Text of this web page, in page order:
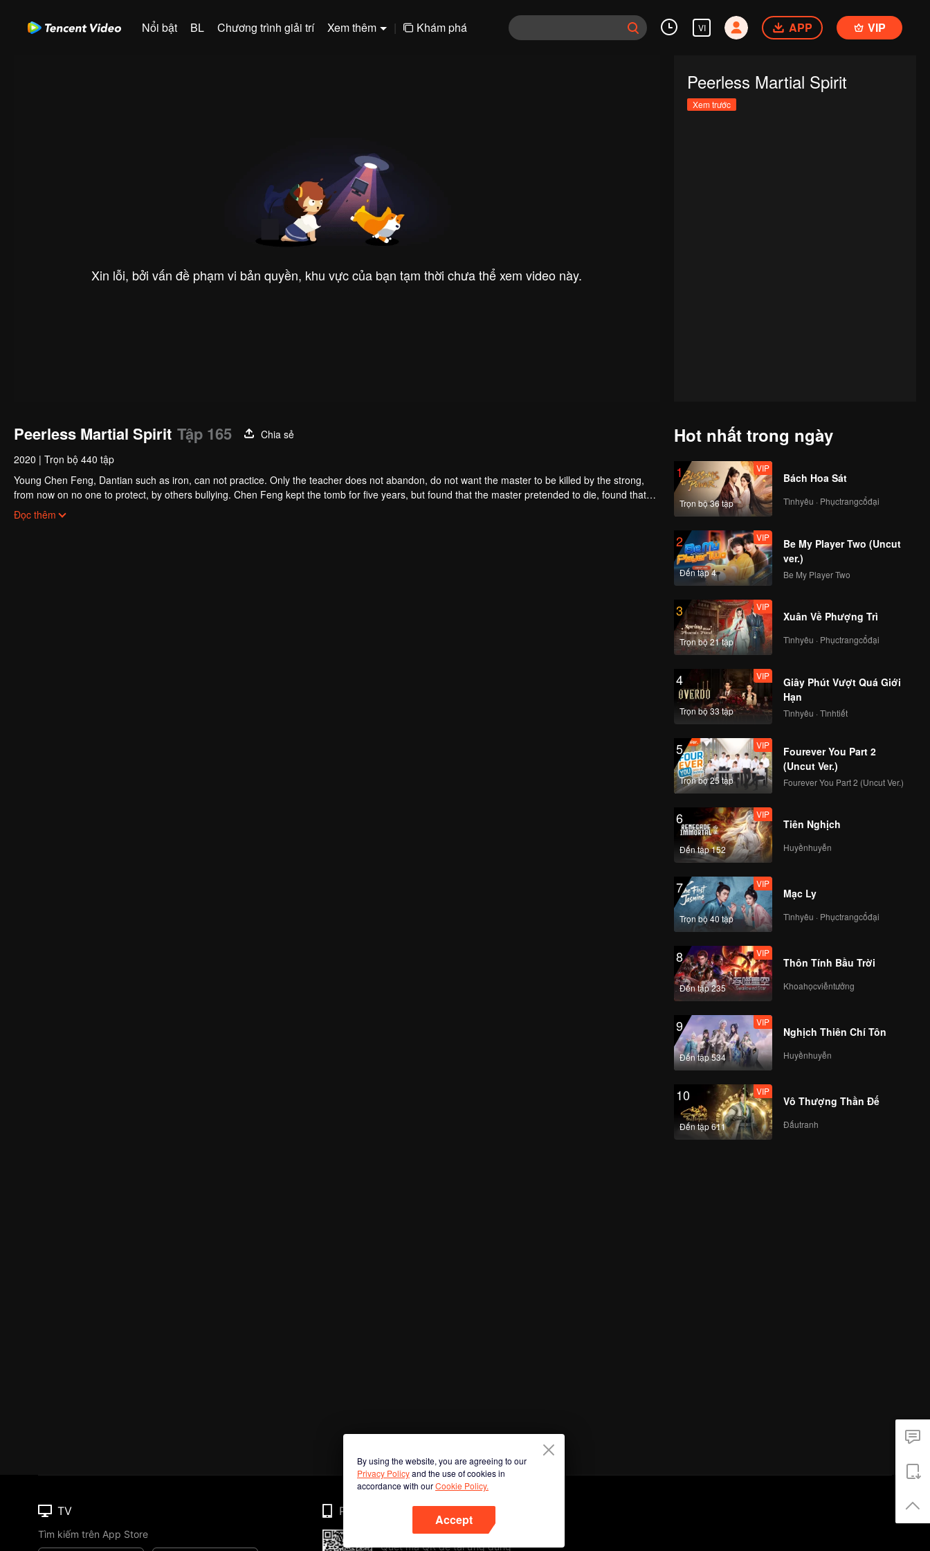
Nổi bật BL Chương trình giải trí Xem thêm | Khám phá VI APP VIP
Xin lỗi, bởi vấn đề phạm vi bản quyền, khu vực của bạn tạm thời chưa thể xem video này.
Peerless Martial Spirit
Xem trước
Peerless Martial Spirit Tập 165
Chia sẻ
2020 | Trọn bộ 440 tập
Young Chen Feng, Dantian such as iron, can not practice. Only the teacher does not abandon, do not want the master to be killed by the strong,
from now on no one to protect, by others bullying. Chen Feng kept the tomb for five years, but found that the master pretended to die, found that
the master left the supreme dragon blood, mysterious ancient tripod. From then on, Chen Feng rose up against the sky, set foot on the road to find
the master and become the strong.
Đọc thêm
Hot nhất trong ngày
1
Trọn bộ 36 tập
VIP
Bách Hoa Sát
Tìnhyêu · Phụctrangcổđại
2
Đến tập 4
VIP
Be My Player Two (Uncut
ver.)
Be My Player Two
3
Trọn bộ 21 tập
VIP
Xuân Về Phượng Trì
Tìnhyêu · Phụctrangcổđại
4
Trọn bộ 33 tập
VIP
Giây Phút Vượt Quá Giới
Hạn
Tìnhyêu · Tìnhtiết
5
Trọn bộ 25 tập
VIP
Fourever You Part 2
(Uncut Ver.)
Fourever You Part 2 (Uncut Ver.)
6
Đến tập 152
VIP
Tiên Nghịch
Huyềnhuyễn
7
Trọn bộ 40 tập
VIP
Mạc Ly
Tìnhyêu · Phụctrangcổđại
8
Đến tập 235
VIP
Thôn Tính Bầu Trời
Khoahọcviễntưởng
9
Đến tập 534
VIP
Nghịch Thiên Chí Tôn
Huyềnhuyễn
10
Đến tập 611
VIP
Vô Thượng Thần Đế
Đấutranh
By using the website, you are agreeing to our
Privacy Policyand the use of cookies in
accordance with ourCookie Policy.
Accept
TV
Tìm kiếm trên App Store
Phone
Quét mã QR để tải ứng dụng